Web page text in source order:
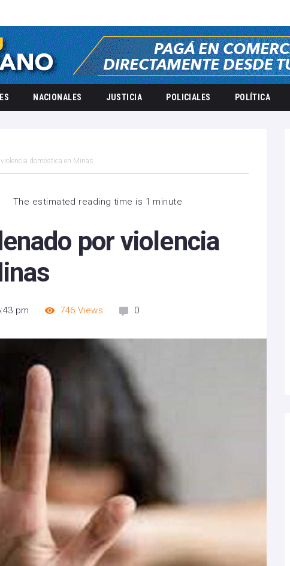
NACIONALES JUSTICIA POLICIALES POLÍTICA
doméstica en Minas
The estimated reading time is 1 minute
por violencia
pm 746 Views 0